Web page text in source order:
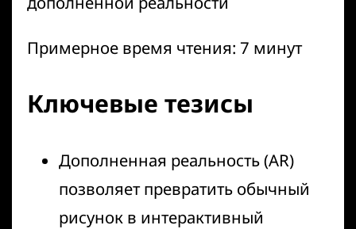
Примерное время чтения: 7 минут
Ключевые тезисы
Дополненная реальность (AR)
позволяет превратить обычный
рисунок в интерактивный